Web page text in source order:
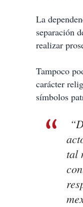
La
separación
realizar
Tampoco
carácter
símbolos
tal